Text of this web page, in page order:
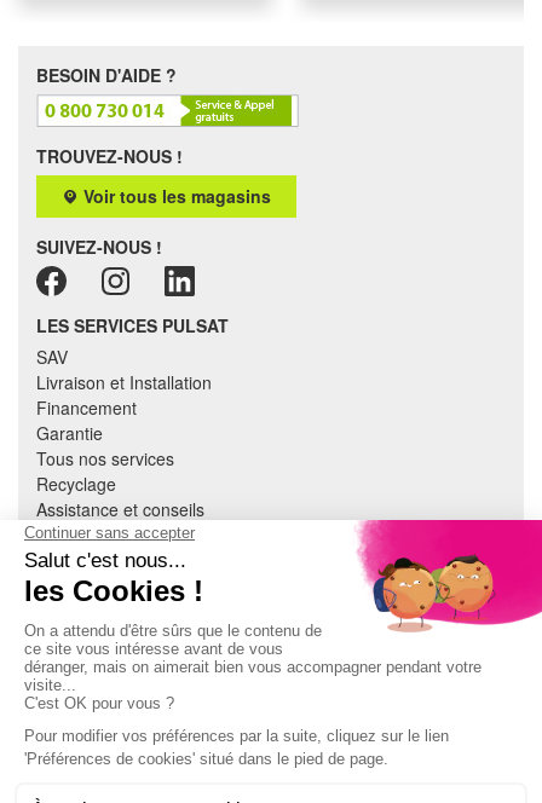
BESOIN D'AIDE ?
TROUVEZ-NOUS !
Voir tous les magasins
SUIVEZ-NOUS !
LES SERVICES PULSAT
SAV
Livraison et Installation
Financement
Garantie
Tous nos services
Recyclage
Assistance et conseils
Cuisine équipée
Literie
Nous contacter
À PROPOS
CGV
Mentions légales
Données personnelles
Devenir adhérent